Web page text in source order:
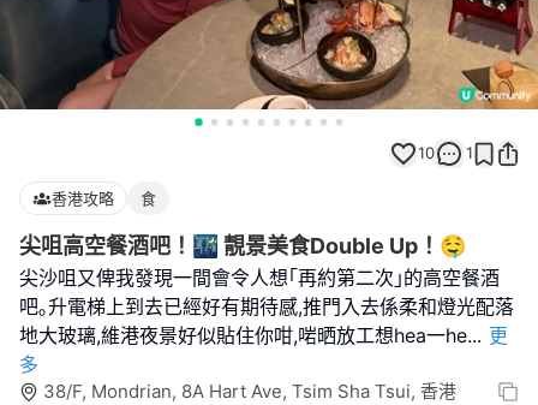
10 1
香港攻略 食
尖咀高空餐酒吧！🌃 靚景美食Double Up！🤤
尖沙咀又俾我發現一間會令人想｢再約第二次｣的高空餐酒
吧｡升電梯上到去已經好有期待感,推門入去係柔和燈光配落
地大玻璃,維港夜景好似貼住你咁,啱晒放工想hea一he... 更
多
38/F, Mondrian, 8A Hart Ave, Tsim Sha Tsui, 香港